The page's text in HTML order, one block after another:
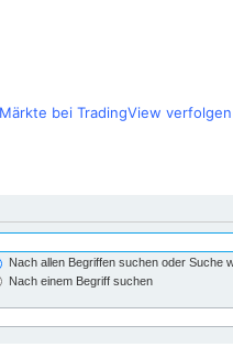
bei TradingView verfolgen
Nach allen Begriffen suchen oder Suche
Nach einem Begriff suchen